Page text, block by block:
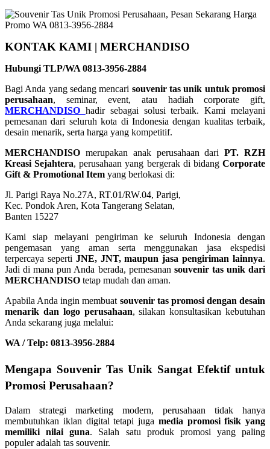
KONTAK KAMI | MERCHANDISO
Hubungi TLP/WA 0813-3956-2884
Bagi Anda yang sedang mencari souvenir tas unik untuk promosi
perusahaan, seminar, event, atau hadiah corporate gift,
MERCHANDISO hadir sebagai solusi terbaik. Kami melayani
pemesanan dari seluruh kota di Indonesia dengan kualitas terbaik,
desain menarik, serta harga yang kompetitif.
MERCHANDISO merupakan anak perusahaan dariPT. RZH
Kreasi Sejahtera, perusahaan yang bergerak di bidangCorporate
Gift & Promotional Item yang berlokasi di:
Jl. Parigi Raya No.27A, RT.01/RW.04, Parigi,
Kec. Pondok Aren, Kota Tangerang Selatan,
Banten 15227
Kami siap melayani pengiriman ke seluruh Indonesia dengan
pengemasan yang aman serta menggunakan jasa ekspedisi
terpercaya seperti JNE, JNT, maupun jasa pengiriman lainnya.
Jadi di mana pun Anda berada, pemesanan souvenir tas unik dari
MERCHANDISO tetap mudah dan aman.
Apabila Anda ingin membuat souvenir tas promosi dengan desain
menarik dan logo perusahaan, silakan konsultasikan kebutuhan
Anda sekarang juga melalui:
WA / Telp: 0813-3956-2884
Mengapa Souvenir Tas Unik Sangat Efektif untuk
Promosi Perusahaan?
Dalam strategi marketing modern, perusahaan tidak hanya
membutuhkan iklan digital tetapi juga media promosi fisik yang
memiliki nilai guna. Salah satu produk promosi yang paling
populer adalah tas souvenir.